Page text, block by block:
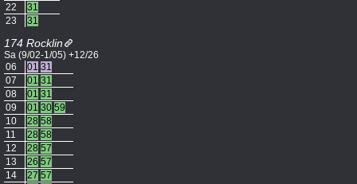
22
31
23
31
174 Rocklin
Sa (9/02-1/05) +12/26
06
01 31
07
01 31
08
01 31
09
01 30 59
10
28 58
11
28 58
12
28 57
13
26 57
14
27 57